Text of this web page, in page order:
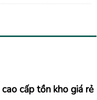
cấp tồn kho giá rẻ